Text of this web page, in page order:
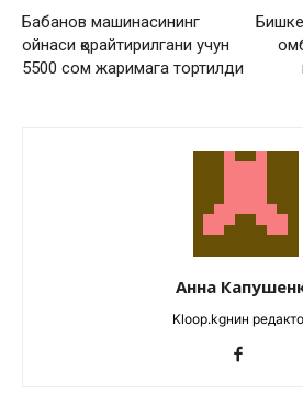
Бабанов машинасининг
ойнаси қорайтирилгани учун
5500 сом жаримага тортилди
Анна
Kloop.kgнин